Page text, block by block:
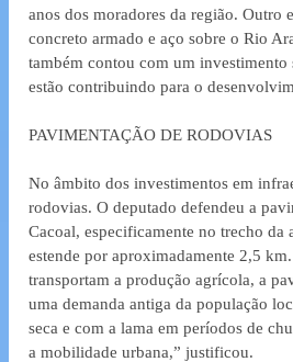
anos dos moradores da região.
concreto armado e aço sobre o Rio
também contou com um
estão contribuindo para o
PAVIMENTAÇÃO DE RODOVIAS
No âmbito dos investimentos em
rodovias. O deputado defendeu a
Cacoal, especificamente no trecho
estende por aproximadamente 2,5
transportam a produção agrícola, a
uma demanda antiga da população
seca e com a lama em períodos de
a mobilidade urbana,” justificou.